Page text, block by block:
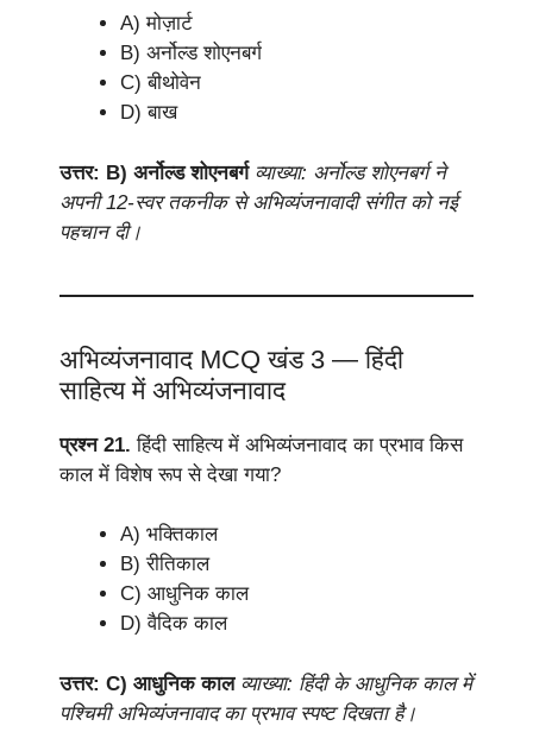
A) मोज़ार्ट
B) अर्नोल्ड शोएनबर्ग
C) बीथोवेन
D) बाख
उत्तर: B) अर्नोल्ड शोएनबर्ग व्याख्या: अर्नोल्ड शोएनबर्ग ने
अपनी 12-स्वर तकनीक से अभिव्यंजनावादी संगीत को नई
पहचान दी।
अभिव्यंजनावाद MCQ खंड 3 — हिंदी
साहित्य में अभिव्यंजनावाद
प्रश्न 21. हिंदी साहित्य में अभिव्यंजनावाद का प्रभाव किस
काल में विशेष रूप से देखा गया?
A) भक्तिकाल
B) रीतिकाल
C) आधुनिक काल
D) वैदिक काल
उत्तर: C) आधुनिक काल व्याख्या: हिंदी के आधुनिक काल में
पश्चिमी अभिव्यंजनावाद का प्रभाव स्पष्ट दिखता है।